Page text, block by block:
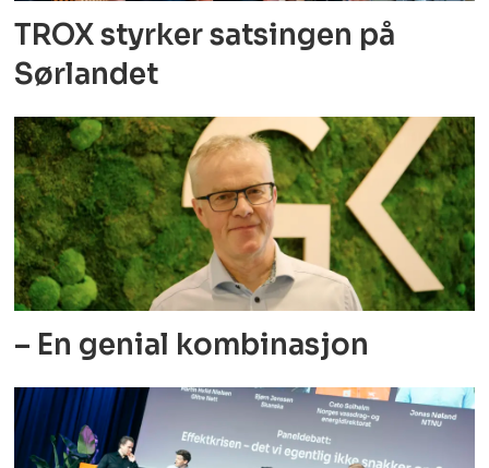
TROX styrker satsingen på
Sørlandet
– En genial kombinasjon